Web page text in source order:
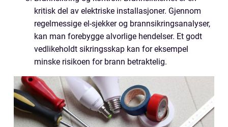
kritisk del av elektriske installasjoner. Gjennom
regelmessige el-sjekker og brannsikringsanalyser,
kan man forebygge alvorlige hendelser. Et godt
vedlikeholdt sikringsskap kan for eksempel
minske risikoen for brann betraktelig.